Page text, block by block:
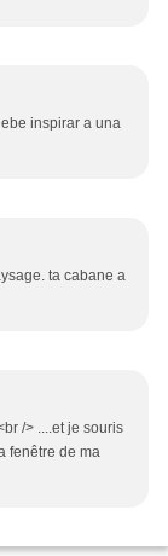
inspirar a una
ta cabane a
/> ....et je souris
fenêtre de ma